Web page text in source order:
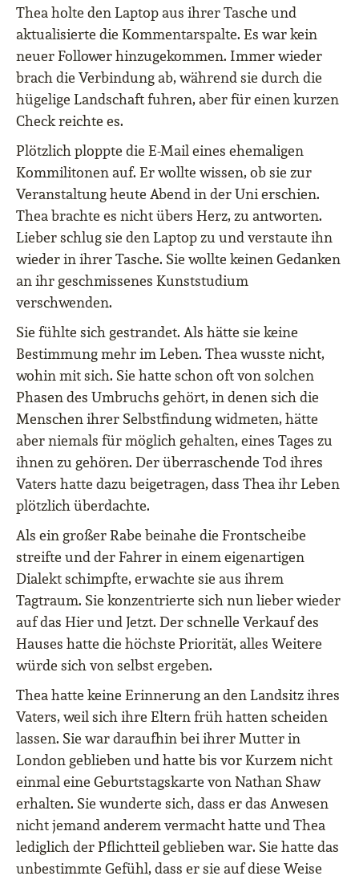
Thea holte den Laptop aus ihrer Tasche und
aktualisierte die Kommentarspalte. Es war kein
neuer Follower hinzugekommen. Immer wieder
brach die Verbindung ab, während sie durch die
hügelige Landschaft fuhren, aber für einen kurzen
Check reichte es.
Plötzlich ploppte die E-Mail eines ehemaligen
Kommilitonen auf. Er wollte wissen, ob sie zur
Veranstaltung heute Abend in der Uni erschien.
Thea brachte es nicht übers Herz, zu antworten.
Lieber schlug sie den Laptop zu und verstaute ihn
wieder in ihrer Tasche. Sie wollte keinen Gedanken
an ihr geschmissenes Kunststudium
verschwenden.
Sie fühlte sich gestrandet. Als hätte sie keine
Bestimmung mehr im Leben. Thea wusste nicht,
wohin mit sich. Sie hatte schon oft von solchen
Phasen des Umbruchs gehört, in denen sich die
Menschen ihrer Selbstfindung widmeten, hätte
aber niemals für möglich gehalten, eines Tages zu
ihnen zu gehören. Der überraschende Tod ihres
Vaters hatte dazu beigetragen, dass Thea ihr Leben
plötzlich überdachte.
Als ein großer Rabe beinahe die Frontscheibe
streifte und der Fahrer in einem eigenartigen
Dialekt schimpfte, erwachte sie aus ihrem
Tagtraum. Sie konzentrierte sich nun lieber wieder
auf das Hier und Jetzt. Der schnelle Verkauf des
Hauses hatte die höchste Priorität, alles Weitere
würde sich von selbst ergeben.
Thea hatte keine Erinnerung an den Landsitz ihres
Vaters, weil sich ihre Eltern früh hatten scheiden
lassen. Sie war daraufhin bei ihrer Mutter in
London geblieben und hatte bis vor Kurzem nicht
einmal eine Geburtstagskarte von Nathan Shaw
erhalten. Sie wunderte sich, dass er das Anwesen
nicht jemand anderem vermacht hatte und Thea
lediglich der Pflichtteil geblieben war. Sie hatte das
unbestimmte Gefühl, dass er sie auf diese Weise